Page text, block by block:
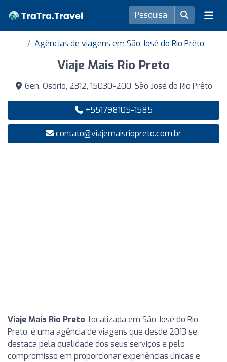
Agências de viagens em São José do Rio Prêto
Viaje Mais Rio Preto
Gen. Osório, 2312, 15030-200, São José do Rio Prêto
+551798105-1585
contato@viajemaisriopreto.com.br
Viaje Mais Rio Preto, localizada em São José do Rio
Preto, é uma agência de viagens que desde 2013 se
destaca pela qualidade dos seus serviços e pelo
compromisso em proporcionar experiências únicas e